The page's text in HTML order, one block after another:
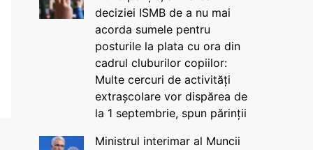
deciziei ISMB de a nu mai
acorda sumele pentru
posturile la plata cu ora din
cadrul cluburilor copiilor:
Multe cercuri de activități
extrașcolare vor dispărea de
la 1 septembrie, spun părinții
Ministrul interimar al Muncii